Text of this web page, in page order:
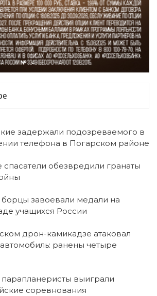
задержали подозреваемого в
телефона в Погарском районе
спасатели обезвредили гранаты
завоевали медали на
учащихся России
дрон-камикадзе атаковал
ранены четыре
выиграли
соревнования